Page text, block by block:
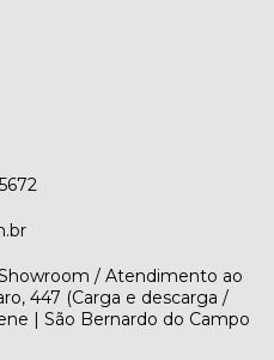
/ Atendimento ao
447 (Carga e descarga /
| São Bernardo do Campo